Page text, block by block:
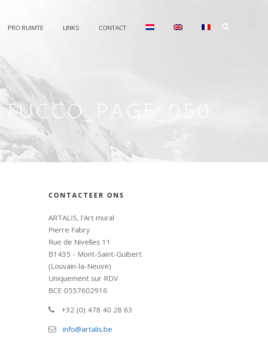
PRO RUIMTE LINKS CONTACT
CONTACTEER ONS
ARTALIS, l'Art mural
Pierre Fabry
Rue de Nivelles 11
B1435 - Mont-Saint-Guibert
(Louvain-la-Neuve)
Uniquement sur RDV
BCE 0557602916
+32 (0) 478 40 28 63
info@artalis.be